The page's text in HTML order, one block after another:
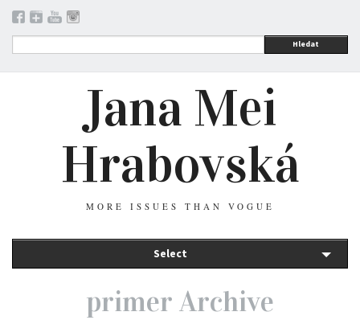
Hledat
Jana Mei
Hrabovská
MORE ISSUES THAN VOGUE
Select
primer Archive